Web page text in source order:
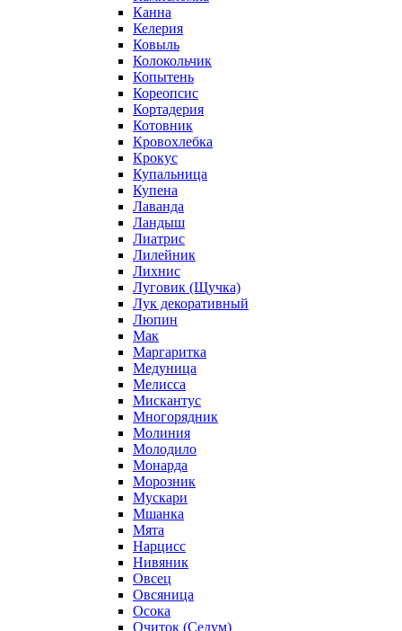
Канна
Келерия
Ковыль
Колокольчик
Копытень
Кореопсис
Кортадерия
Котовник
Кровохлебка
Крокус
Купальница
Купена
Лаванда
Ландыш
Лиатрис
Лилейник
Лихнис
Луговик (Щучка)
Лук декоративный
Люпин
Мак
Маргаритка
Медуница
Мелисса
Мискантус
Многорядник
Молиния
Молодило
Монарда
Морозник
Мускари
Мшанка
Мята
Нарцисс
Нивяник
Овсец
Овсяница
Осока
Очиток (Седум)